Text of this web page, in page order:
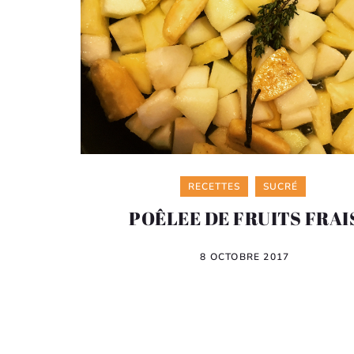
Categories
RECETTES SUCRÉ
POÊLEE DE FRUITS
8 OCTOBRE 2017